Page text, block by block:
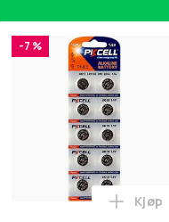
- mage- og
for Bose QC35 I/II,
-7 %
Legg
Kjøp